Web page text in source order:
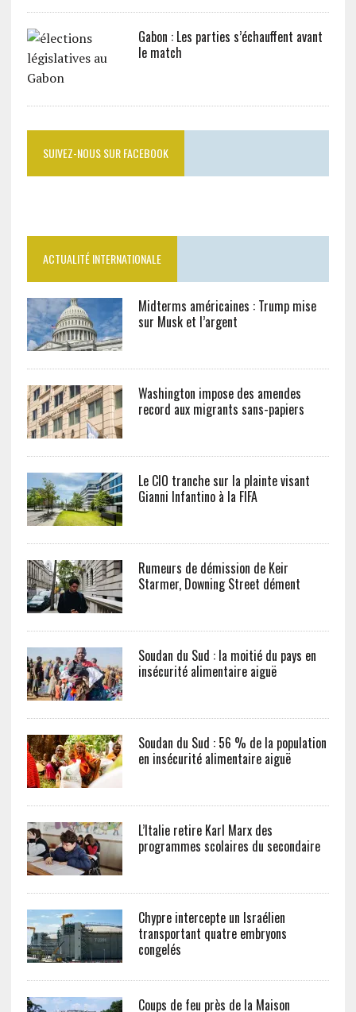
Gabon : Les parties s’échauffent avant
le match
SUIVEZ-NOUS SUR FACEBOOK
ACTUALITÉ INTERNATIONALE
Midterms américaines : Trump mise
sur Musk et l’argent
Washington impose des amendes
record aux migrants sans-papiers
Le CIO tranche sur la plainte visant
Gianni Infantino à la FIFA
Rumeurs de démission de Keir
Starmer, Downing Street dément
Soudan du Sud : la moitié du pays en
insécurité alimentaire aiguë
Soudan du Sud : 56 % de la population
en insécurité alimentaire aiguë
L’Italie retire Karl Marx des
programmes scolaires du secondaire
Chypre intercepte un Israélien
transportant quatre embryons
congelés
Coups de feu près de la Maison